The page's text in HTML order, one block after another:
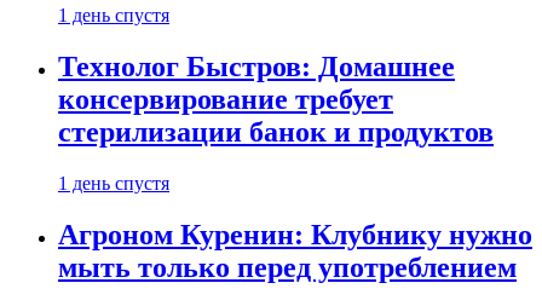
1 день спустя
Технолог Быстров: Домашнее
консервирование требует
стерилизации банок и продуктов
1 день спустя
Агроном Куренин: Клубнику нужно
мыть только перед употреблением